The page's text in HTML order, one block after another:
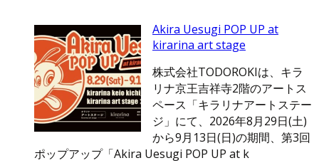
Akira Uesugi POP UP at
kirarina art stage
株式会社TODOROKIは、キラ
リナ京王吉祥寺2階のアートス
ペース「キラリナアートステー
ジ」にて、2026年8月29日(土)
から9月13日(日)の期間、第3回
ポップアップ「Akira Uesugi POP UP at k